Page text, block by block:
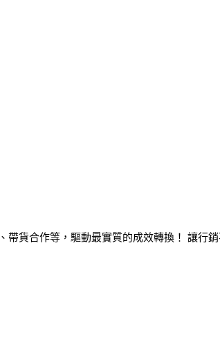
貨合作等，驅動最實質的成效轉換！ 讓行銷